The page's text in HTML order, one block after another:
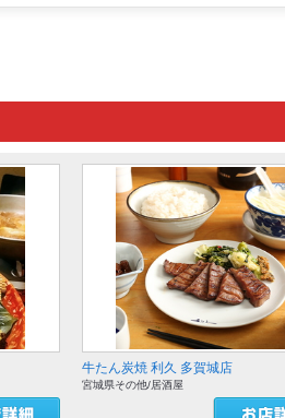
牛たん炭焼 利久 多賀城店
宮城県その他/居酒屋